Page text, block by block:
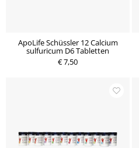
ApoLife Schüssler 12 Calcium
sulfuricum D6 Tabletten
€ 7,50